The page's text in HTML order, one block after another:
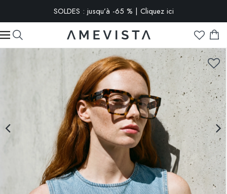
SOLDES : jusqu’à -65 % | Cliquez ici
-10% extra sur toutes les lunettes avec verres correcteurs | Code
: VISION10